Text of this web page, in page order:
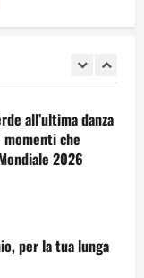
furbo
all’ultima danza
che
2026
per la tua lunga